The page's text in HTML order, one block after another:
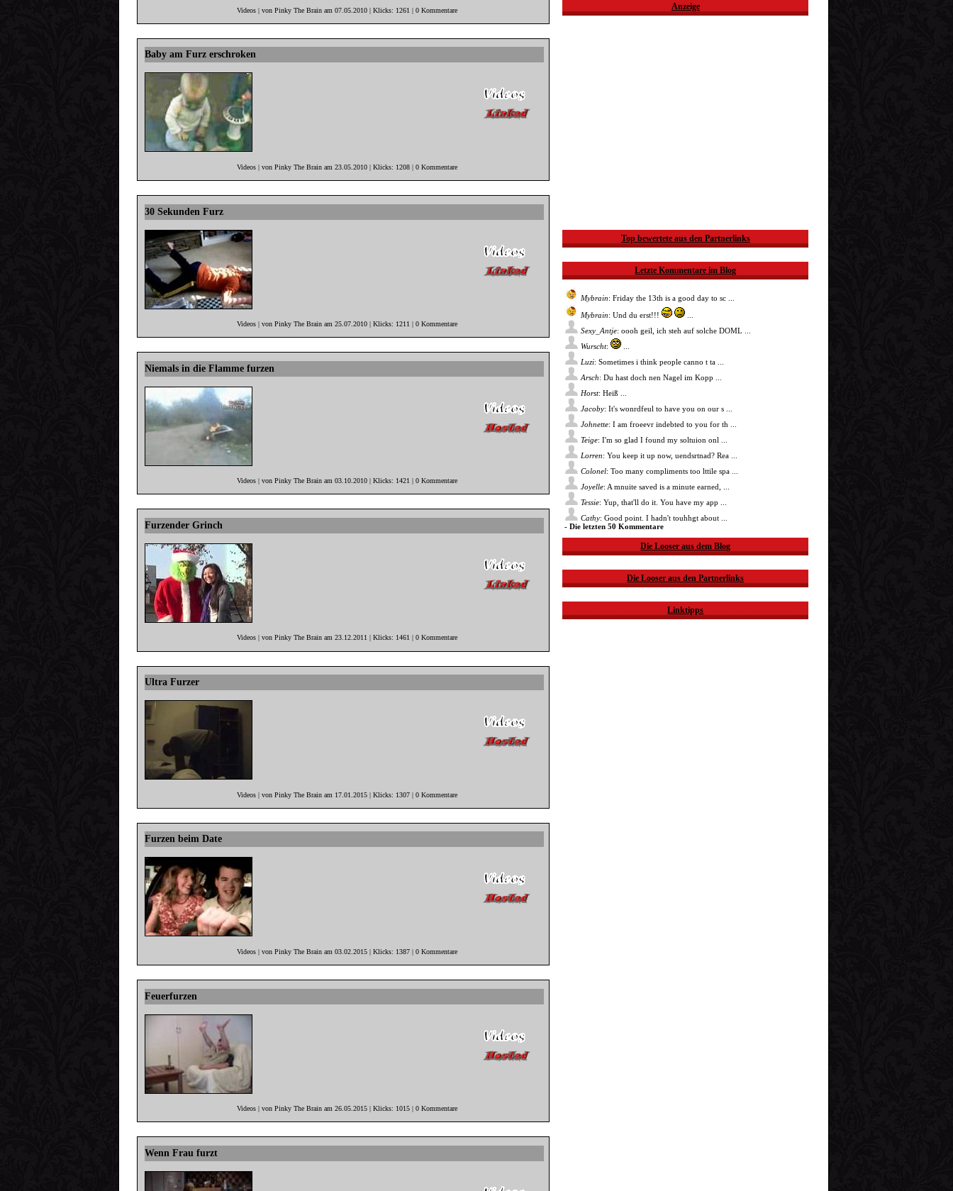
Videos | von Pinky The Brain am 07.05.2010 | Klicks: 1261 | 0 Kommentare
Baby am Furz erschroken
Videos | von Pinky The Brain am 23.05.2010 | Klicks: 1208 | 0 Kommentare
30 Sekunden Furz
Videos | von Pinky The Brain am 25.07.2010 | Klicks: 1211 | 0 Kommentare
Niemals in die Flamme furzen
Videos | von Pinky The Brain am 03.10.2010 | Klicks: 1421 | 0 Kommentare
Furzender Grinch
Videos | von Pinky The Brain am 23.12.2011 | Klicks: 1461 | 0 Kommentare
Ultra Furzer
Videos | von Pinky The Brain am 17.01.2015 | Klicks: 1307 | 0 Kommentare
Furzen beim Date
Videos | von Pinky The Brain am 03.02.2015 | Klicks: 1387 | 0 Kommentare
Feuerfurzen
Videos | von Pinky The Brain am 26.05.2015 | Klicks: 1015 | 0 Kommentare
Wenn Frau furzt
Anzeige
Top bewertete aus den Partnerlinks
Letzte Kommentare im Blog
Mybrain: Friday the 13th is a good day to sc ...
Mybrain: Und du erst!!!
Sexy_Antje: oooh geil, ich steh auf solche DOML ...
Wurscht:
Luzi: Sometimes i think people canno t ta ...
Arsch: Du hast doch nen Nagel im Kopp ...
Horst: Heiß ...
Jacoby: It's wonrdfeul to have you on our s ...
Johnette: I am froeevr indebted to you for th ...
Teige: I'm so glad I found my soltuion onl ...
Lorren: You keep it up now, uendsrtnad? Rea ...
Colonel: Too many compliments too lttile spa ...
Joyelle: A mnuite saved is a minute earned, ...
Tessie: Yup, that'll do it. You have my app ...
Cathy: Good point. I hadn't touhhgt about ...
- Die letzten 50 Kommentare
Die Looser aus dem Blog
Die Looser aus den Partnerlinks
Linktipps